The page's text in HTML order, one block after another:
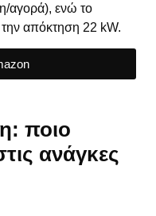
αγορά), ενώ το
απόκτηση 22 kW.
ποιο
ανάγκες